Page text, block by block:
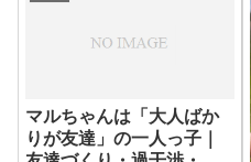
マルちゃんは「大人ばか
りが友達」の一人っ子｜